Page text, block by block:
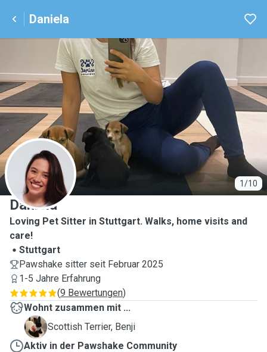
Daniela
1/10
D
Daniela
Loving Pet Sitter in Stuttgart. Walks, home visits and
care!
Stuttgart
Pawshake sitter seit Februar 2025
1-5 Jahre Erfahrung
(9 Bewertungen)
Wohnt zusammen mit ...
B
Scottish Terrier, Benji
Aktiv in der Pawshake Community